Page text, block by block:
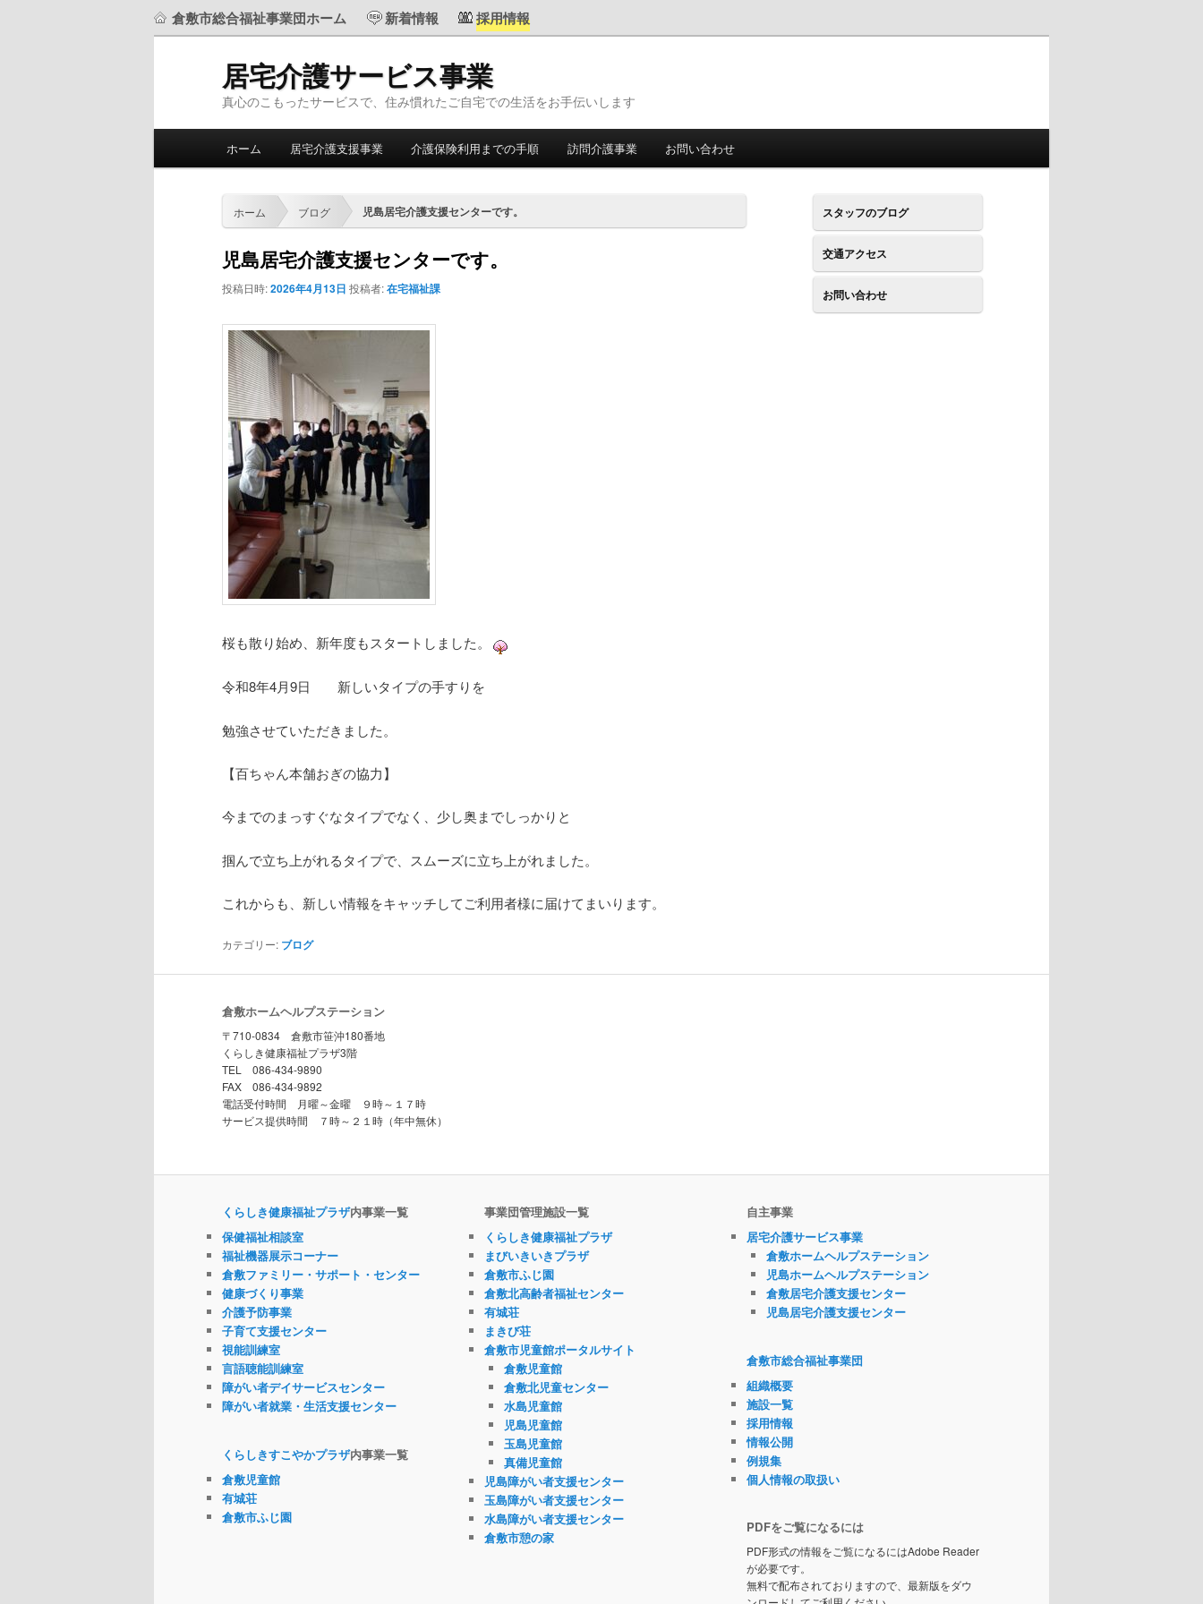
倉敷市総合福祉事業団ホーム 新着情報 採用情報
居宅介護サービス事業
真心のこもったサービスで、住み慣れたご自宅での生活をお手伝いします
メ
コ
ン
テ
ン
ツ
へ
移
動
サ
ン
テ
ン
ツ
へ
移
動
ホーム 居宅介護支援事業 介護保険利用までの手順 訪問介護事業 お問い合わせ
ホーム ブログ 児島居宅介護支援センターです。
児島居宅介護支援センターです。
投稿日時:2026年4月13日 投稿者:在宅福祉課
桜も散り始め、新年度もスタートしました。
令和8年4月9日 新しいタイプの手すりを
勉強させていただきました。
【百ちゃん本舗おぎの協力】
今までのまっすぐなタイプでなく、少し奥までしっかりと
掴んで立ち上がれるタイプで、スムーズに立ち上がれました。
これからも、新しい情報をキャッチしてご利用者様に届けてまいります。
カテゴリー: ブログ
スタッフのブログ
交通アクセス
お問い合わせ
倉敷ホームヘルプステーション
〒710-0834 倉敷市笹沖180番地
くらしき健康福祉プラザ3階
TEL 086-434-9890
FAX 086-434-9892
電話受付時間 月曜～金曜 ９時～１７時
サービス提供時間 ７時～２１時（年中無休）
くらしき健康福祉プラザ内事業一覧
保健福祉相談室
福祉機器展示コーナー
倉敷ファミリー・サポート・センター
健康づくり事業
介護予防事業
子育て支援センター
視能訓練室
言語聴能訓練室
障がい者デイサービスセンター
障がい者就業・生活支援センター
くらしきすこやかプラザ内事業一覧
倉敷児童館
有城荘
倉敷市ふじ園
事業団管理施設一覧
くらしき健康福祉プラザ
まびいきいきプラザ
倉敷市ふじ園
倉敷北高齢者福祉センター
有城荘
まきび荘
倉敷市児童館ポータルサイト
倉敷児童館
倉敷北児童センター
水島児童館
児島児童館
玉島児童館
真備児童館
児島障がい者支援センター
玉島障がい者支援センター
水島障がい者支援センター
倉敷市憩の家
自主事業
居宅介護サービス事業
倉敷ホームヘルプステーション
児島ホームヘルプステーション
倉敷居宅介護支援センター
児島居宅介護支援センター
倉敷市総合福祉事業団
組織概要
施設一覧
採用情報
情報公開
例規集
個人情報の取扱い
PDFをご覧になるには
PDF形式の情報をご覧になるにはAdobe Reader
が必要です。
無料で配布されておりますので、最新版をダウ